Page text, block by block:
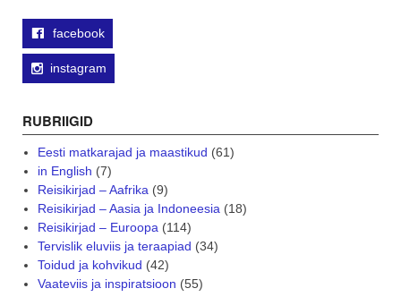
facebook
instagram
RUBRIIGID
Eesti matkarajad ja maastikud (61)
in English (7)
Reisikirjad – Aafrika (9)
Reisikirjad – Aasia ja Indoneesia (18)
Reisikirjad – Euroopa (114)
Tervislik eluviis ja teraapiad (34)
Toidud ja kohvikud (42)
Vaateviis ja inspiratsioon (55)